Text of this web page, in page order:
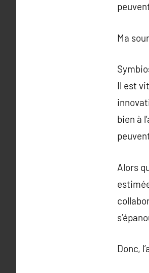
Ma
Il est
bien à
Alors
Donc,